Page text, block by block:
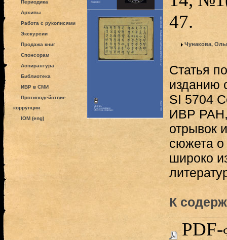
Периодика
Архивы
Работа с рукописями
Экскурсии
Продажа книг
Спонсорам
Аспирантура
Библиотека
ИВР в СМИ
Противодействие
коррупции
IOM (eng)
47.
Чунакова,
Статья
изданию
SI 5704
ИВР РАН,
отрывок
сюжета о
широко
К
PDF-